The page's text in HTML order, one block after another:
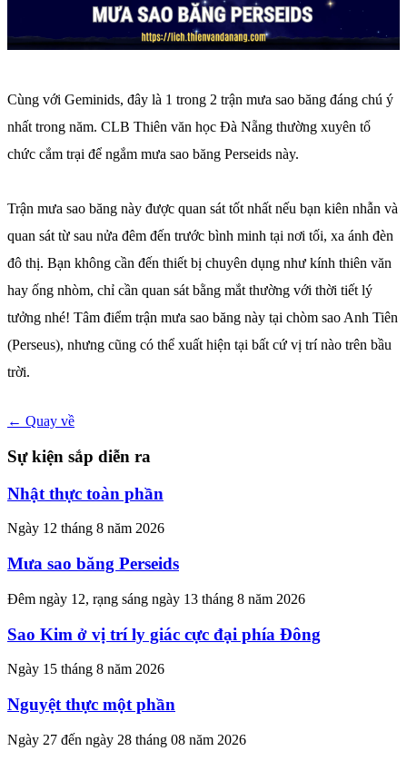
Cùng với Geminids, đây là 1 trong 2 trận mưa sao băng đáng chú ý
nhất trong năm. CLB Thiên văn học Đà Nẵng thường xuyên tổ
chức cắm trại để ngắm mưa sao băng Perseids này.
Trận mưa sao băng này được quan sát tốt nhất nếu bạn kiên nhẫn và
quan sát từ sau nửa đêm đến trước bình minh tại nơi tối, xa ánh đèn
đô thị. Bạn không cần đến thiết bị chuyên dụng như kính thiên văn
hay ống nhòm, chỉ cần quan sát bằng mắt thường với thời tiết lý
tưởng nhé! Tâm điểm trận mưa sao băng này tại chòm sao Anh Tiên
(Perseus), nhưng cũng có thể xuất hiện tại bất cứ vị trí nào trên bầu
trời.
← Quay về
Sự kiện sắp diễn ra
Nhật thực toàn phần
Ngày 12 tháng 8 năm 2026
Mưa sao băng Perseids
Đêm ngày 12, rạng sáng ngày 13 tháng 8 năm 2026
Sao Kim ở vị trí ly giác cực đại phía Đông
Ngày 15 tháng 8 năm 2026
Nguyệt thực một phần
Ngày 27 đến ngày 28 tháng 08 năm 2026